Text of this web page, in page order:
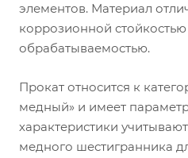
элементов. Материал
коррозионной
обрабатываемостью.
Прокат относится к
медный» и имеет
характеристики
медного шестигранника